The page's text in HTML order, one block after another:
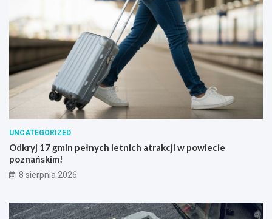
UNCATEGORIZED
Odkryj 17 gmin pełnych letnich atrakcji w powiecie
poznańskim!
8 sierpnia 2026